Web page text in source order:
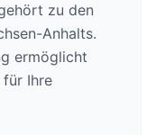
zu den
Anhalts.
ermöglicht
Ihre